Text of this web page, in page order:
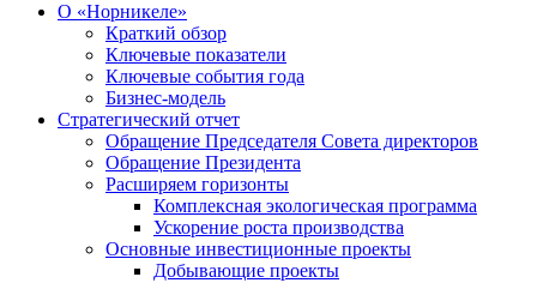
О «Норникеле»
Краткий обзор
Ключевые показатели
Ключевые события года
Бизнес-модель
Стратегический отчет
Обращение Председателя Совета директоров
Обращение Президента
Расширяем горизонты
Комплексная экологическая программа
Ускорение роста производства
Основные инвестиционные проекты
Добывающие проекты